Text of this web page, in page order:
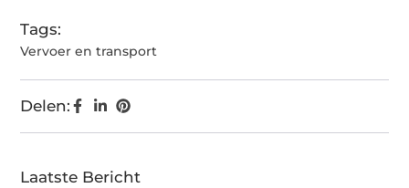
Tags:
Vervoer en transport
Delen:
Laatste Bericht